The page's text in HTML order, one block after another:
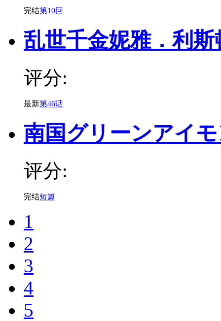
完结第10回
乱世千金妮雅．利斯
评分:
最新第46话
南国グリーンアイ
评分:
完结短篇
1
2
3
4
5